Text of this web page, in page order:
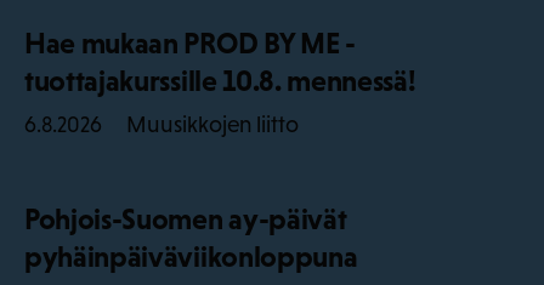
Hae mukaan PROD BY ME -
tuottajakurssille 10.8. mennessä!
6.8.2026 Muusikkojen liitto
Pohjois-Suomen ay-päivät
pyhäinpäiväviikonloppuna